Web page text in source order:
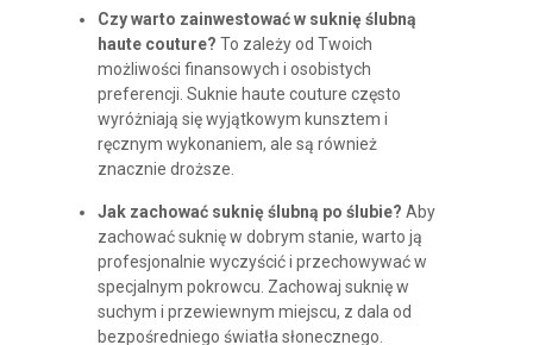
Czy warto zainwestować w suknię ślubną
haute couture? To zależy od Twoich
możliwości finansowych i osobistych
preferencji. Suknie haute couture często
wyróżniają się wyjątkowym kunsztem i
ręcznym wykonaniem, ale są również
znacznie droższe.
Jak zachować suknię ślubną po ślubie? Aby
zachować suknię w dobrym stanie, warto ją
profesjonalnie wyczyścić i przechowywać w
specjalnym pokrowcu. Zachowaj suknię w
suchym i przewiewnym miejscu, z dala od
bezpośredniego światła słonecznego.